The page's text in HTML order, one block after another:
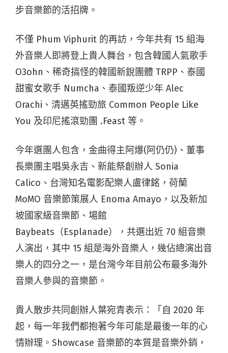
步音樂節的活招牌。
不僅 Phum Viphurit 的再訪，今年共有 15 組海
外音樂人即將登上貴人舞台，包含韓國人氣歌手
O3ohn、稀奇搞怪的韓國新銳團體 TRPP、泰國
甜蜜女歌手 Numcha、泰國叛逆少年 Alec
Orachi、清邁英搖勁旅 Common People Like
You 及印尼搖滾勁團 .Feast 等。
今年選團人包含，金曲得主阿爆(阿仍仍)、董事
長樂團主唱吳永吉、新能祭創辦人 Sonia
Calico、台灣知名電影配樂人盧律銘，荷蘭
MoMO 音樂節策展人 Enoma Amayo，以及新加
坡國家級音樂節、場館
Baybeats（Esplanade），共選出近 70 組音樂
人演出，其中 15 組是海外音樂人，幾佔總演出音
樂人的四分之一，是台灣今年目前公布最多海外
音樂人參與的音樂節。
貴人散步共同創辦人葉宛青表示：「自 2020 年
起，每一年我們都抱著今年可能是最後一年的心
情辦理。Showcase 音樂節的本質是音樂外銷，